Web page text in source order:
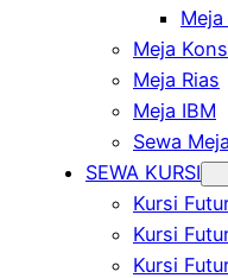
Meja
Meja Rias
Meja IBM
Sewa
SEWA KURSI
Kursi
Kursi
Kursi